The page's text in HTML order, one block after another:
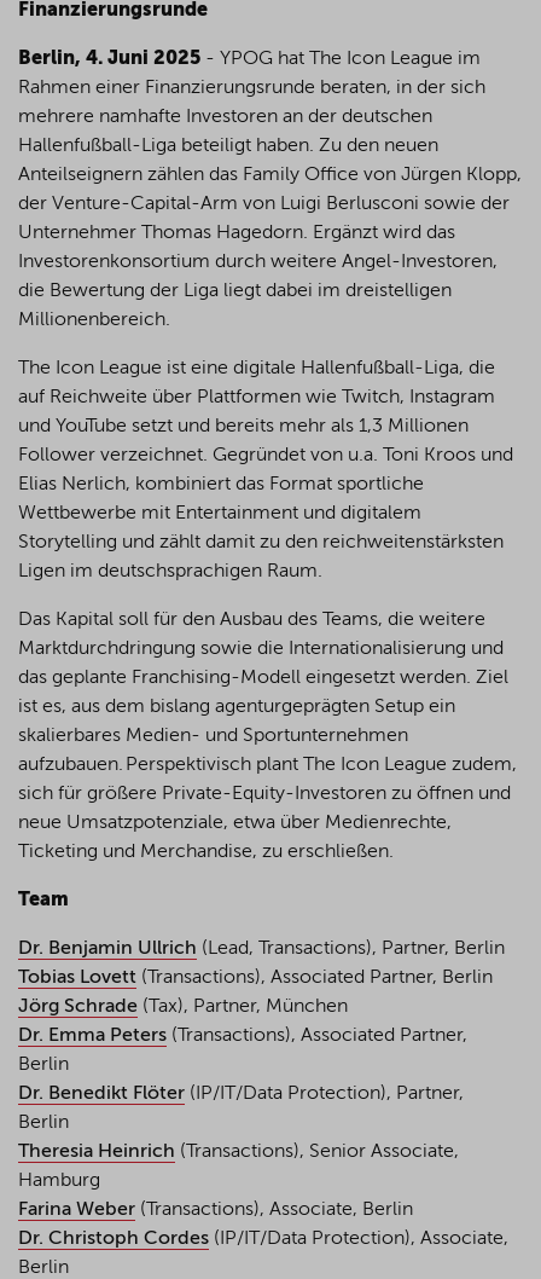
Finanzierungsrunde
Berlin, 4. Juni 2025 - YPOG hat The Icon League im
Rahmen einer Finanzierungsrunde beraten, in der sich
mehrere namhafte Investoren an der deutschen
Hallenfußball-Liga beteiligt haben. Zu den neuen
Anteilseignern zählen das Family Office von Jürgen Klopp,
der Venture-Capital-Arm von Luigi Berlusconi sowie der
Unternehmer Thomas Hagedorn. Ergänzt wird das
Investorenkonsortium durch weitere Angel-Investoren,
die Bewertung der Liga liegt dabei im dreistelligen
Millionenbereich.
The Icon League ist eine digitale Hallenfußball-Liga, die
auf Reichweite über Plattformen wie Twitch, Instagram
und YouTube setzt und bereits mehr als 1,3 Millionen
Follower verzeichnet. Gegründet von u.a. Toni Kroos und
Elias Nerlich, kombiniert das Format sportliche
Wettbewerbe mit Entertainment und digitalem
Storytelling und zählt damit zu den reichweitenstärksten
Ligen im deutschsprachigen Raum.
Das Kapital soll für den Ausbau des Teams, die weitere
Marktdurchdringung sowie die Internationalisierung und
das geplante Franchising-Modell eingesetzt werden. Ziel
ist es, aus dem bislang agenturgeprägten Setup ein
skalierbares Medien- und Sportunternehmen
aufzubauen. Perspektivisch plant The Icon League zudem,
sich für größere Private-Equity-Investoren zu öffnen und
neue Umsatzpotenziale, etwa über Medienrechte,
Ticketing und Merchandise, zu erschließen.
Team
Dr. Benjamin Ullrich (Lead, Transactions), Partner, Berlin
Tobias Lovett (Transactions), Associated Partner, Berlin
Jörg Schrade (Tax), Partner, München
Dr. Emma Peters (Transactions), Associated Partner,
Berlin
Dr. Benedikt Flöter (IP/IT/Data Protection), Partner,
Berlin
Theresia Heinrich (Transactions), Senior Associate,
Hamburg
Farina Weber (Transactions), Associate, Berlin
Dr. Christoph Cordes (IP/IT/Data Protection), Associate,
Berlin